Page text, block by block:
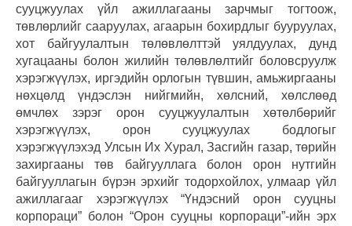
сууцжуулах үйл ажиллагааны зарчмыг тогтоож,
төвлөрлийг сааруулах, агаарын бохирдлыг бууруулах,
хот байгуулалтын төлөвлөлттэй уялдуулах, дунд
хугацааны болон жилийн төлөвлөлтийг боловсруулж
хэрэгжүүлэх, иргэдийн орлогын түвшин, амьжиргааны
нөхцөлд үндэслэн нийгмийн, хөлсний, хөлслөөд
өмчлөх зэрэг орон сууцжуулалтын хөтөлбөрийг
хэрэгжүүлэх, орон сууцжуулах бодлогыг
хэрэгжүүлэхэд Улсын Их Хурал, Засгийн газар, төрийн
захиргааны төв байгууллага болон орон нутгийн
байгууллагын бүрэн эрхийг тодорхойлох, улмаар үйл
ажиллагааг хэрэгжүүлэх “Үндэсний орон сууцны
корпораци” болон “Орон сууцны корпораци”-ийн эрх